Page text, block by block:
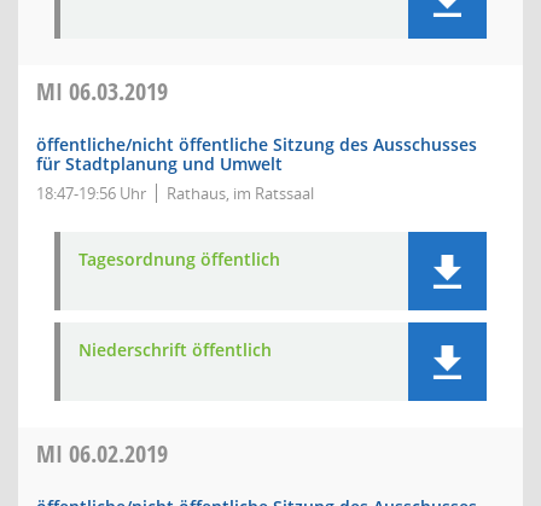
MI 06.03.2019
öffentliche/nicht öffentliche Sitzung des Ausschusses
für Stadtplanung und Umwelt
18:47-19:56 Uhr Rathaus, im Ratssaal
Tagesordnung öffentlich
Niederschrift öffentlich
MI 06.02.2019